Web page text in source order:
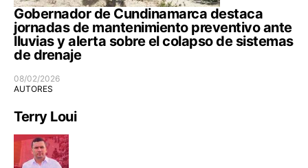
Gobernador de Cundinamarca destaca
jornadas de mantenimiento preventivo ante
lluvias y alerta sobre el colapso de sistemas
de drenaje
08/02/2026
AUTORES
Terry Loui